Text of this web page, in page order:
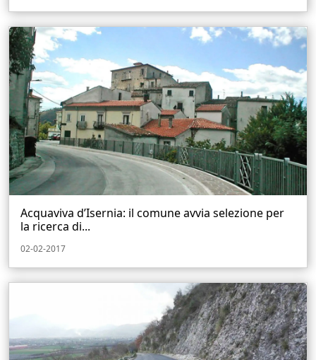
Acquaviva d’Isernia: il comune avvia selezione per
la ricerca di...
02-02-2017